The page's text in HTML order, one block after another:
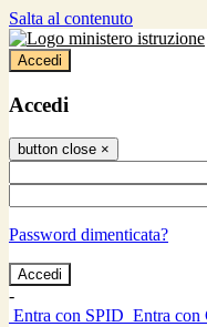
Salta al contenuto
Accedi
Accedi
button close ×
Password dimenticata?
-
Entra con SPID Entra con